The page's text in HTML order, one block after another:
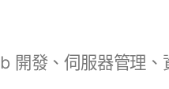
開發、伺服器管理、